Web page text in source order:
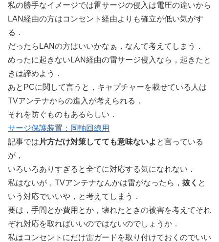
私の勝手なイメージでは雷サージの侵入は電圧の違いから
LAN経由の方はコンセント経由よりも確立が低い気がす
る．
だったらLANの方はいいかなぁ，なんて考えてしまう．
めったに起きないLAN経由の雷サージ侵入なら，起きたと
きは諦めよう．
あとPCに関して言うと，キャプチャーを載せている人は
TVアンテナからの進入が考えられる．
それを防ぐものもあるらしい．
サージ保護装置：同軸回線用
記事では 片方だけ対策してても意味ないよ と言っている
が，
いろいろありすぎると全てに対応する気になれない．
私はないが，TVアンテナなんかは雷がなったら， 抜く と
いう対応でいいや，と考えてしまう．
要は，手間とか費用とか，壊れたときの被害を考えてそれ
ぞれ対応を取ればいいのではないのでしょうか．
私はコンセントにだけ雷ガードを取り付けておくのでいい